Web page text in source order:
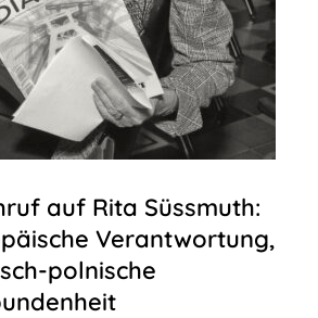
auf Rita Süssmuth:
Verantwortung,
polnische